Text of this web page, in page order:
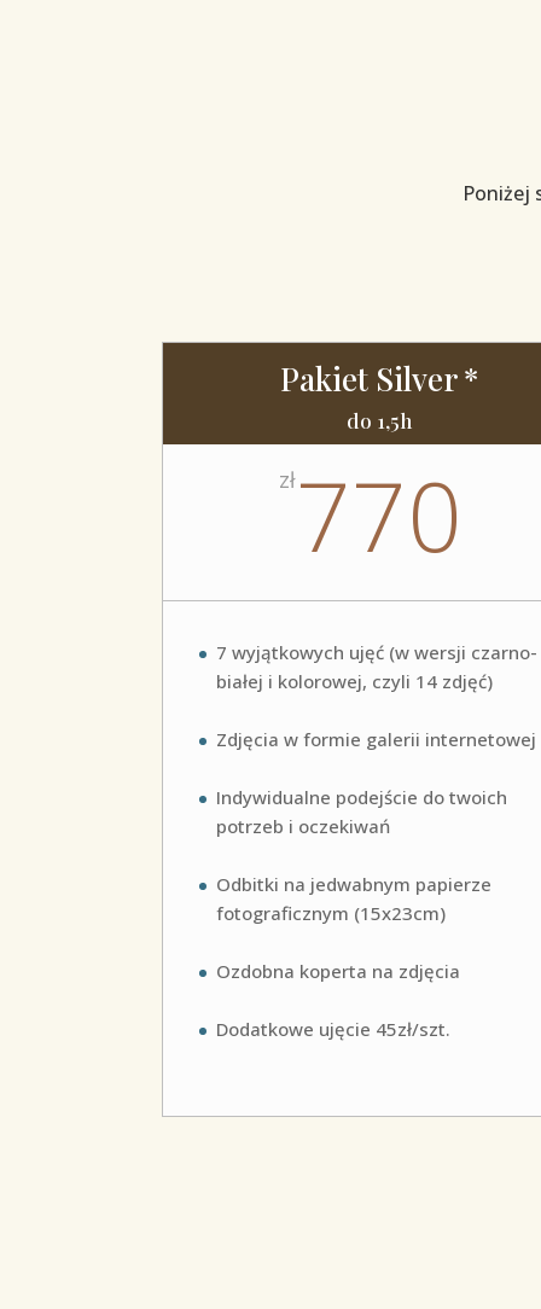
Poniżej
Pakiet Silver *
do 1,5h
zł770
7 wyjątkowych ujęć (w wersji czarno-
białej i kolorowej, czyli 14 zdjęć)
Zdjęcia w formie galerii internetowej
Indywidualne podejście do twoich
potrzeb i oczekiwań
Odbitki na jedwabnym papierze
fotograficznym (15x23cm)
Ozdobna koperta na zdjęcia
Dodatkowe ujęcie 45zł/szt.